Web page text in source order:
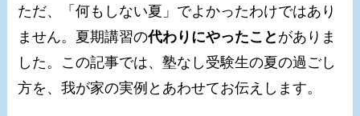
ただ、「何もしない夏」でよかったわけではあり
ません。夏期講習の代わりにやったこと がありま
した。この記事では、塾なし受験生の夏の過ごし
方を、我が家の実例とあわせてお伝えします。